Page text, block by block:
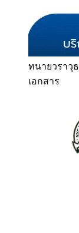
ทนายวราวุธ
เอกสาร